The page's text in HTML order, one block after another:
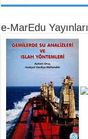
e-MarEdu Yayınları